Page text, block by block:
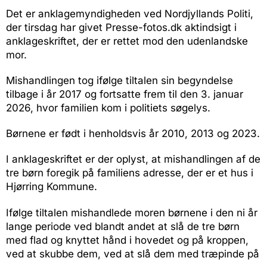
Det er anklagemyndigheden ved Nordjyllands Politi,
der tirsdag har givet Presse-fotos.dk aktindsigt i
anklageskriftet, der er rettet mod den udenlandske
mor.
Mishandlingen tog ifølge tiltalen sin begyndelse
tilbage i år 2017 og fortsatte frem til den 3. januar
2026, hvor familien kom i politiets søgelys.
Børnene er født i henholdsvis år 2010, 2013 og 2023.
I anklageskriftet er der oplyst, at mishandlingen af de
tre børn foregik på familiens adresse, der er et hus i
Hjørring Kommune.
Ifølge tiltalen mishandlede moren børnene i den ni år
lange periode ved blandt andet at slå de tre børn
med flad og knyttet hånd i hovedet og på kroppen,
ved at skubbe dem, ved at slå dem med træpinde på